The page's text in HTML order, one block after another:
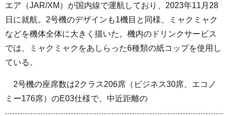
エア（JAR/XM）が国内線で運航しており、2023年11月28
日に就航。2号機のデザインも1機目と同様、ミャクミャク
などを機体全体に大きく描いた。機内のドリンクサービス
では、ミャクミャクをあしらった6種類の紙コップを使用し
ている。
2号機の座席数は2クラス206席（ビジネス30席、エコノ
ミー176席）のE03仕様で、中近距離の